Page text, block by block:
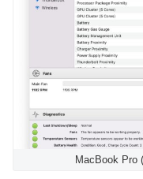
MacBook Pro